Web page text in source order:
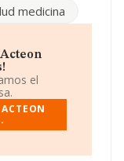
con código
mercados
21 S.L
se
N, (03516), en
Comunidad
nacional la
medicina
el